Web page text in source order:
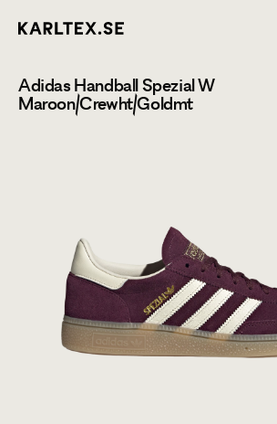
Adidas Handball Spezial W
Maroon/Crewht/Goldmt